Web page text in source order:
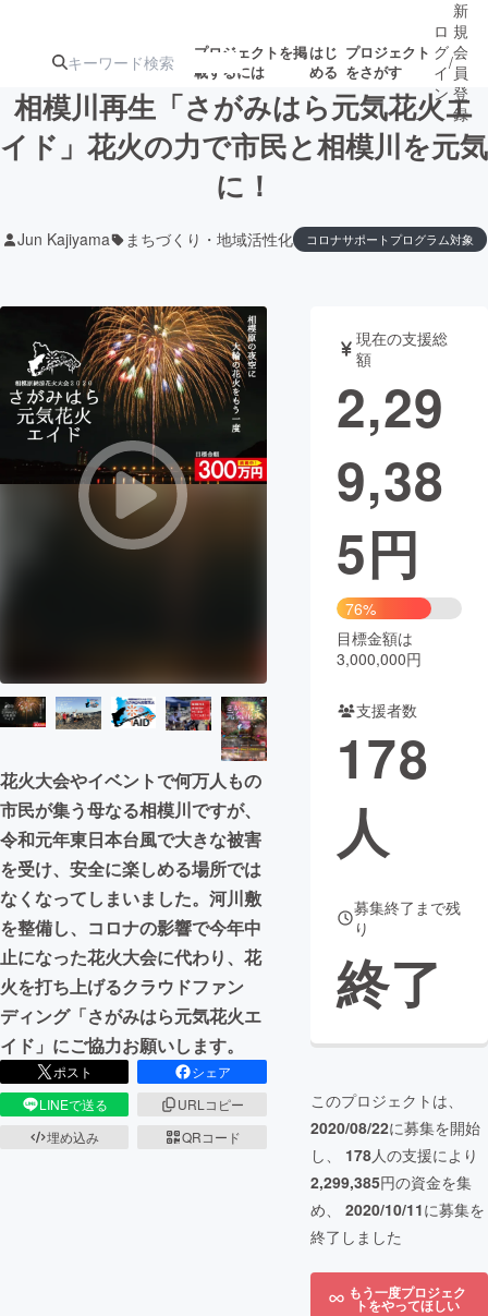
プロジェクトを掲
載するには
はじ
める
プロジェクト
をさがす
注目の新着プロ
テクノロジー・ガジェット ゲーム・サ
映像・映画 書籍・雑誌
ビジネス・起業 チャレンジ
まちづくり・地域活性化
CAMPFIRE Creation
コミュニティ
ロ
グ
イ
ン
/
新
規
会
員
登
録
相模川再生「さがみはら元気花火エ
イド」花火の力で市民と相模川を元気
に！
Jun Kajiyama まちづくり・地域活性化 コロナサポートプログラム対象
花火大会やイベントで何万人もの
市民が集う母なる相模川ですが、
令和元年東日本台風で大きな被害
を受け、安全に楽しめる場所では
なくなってしまいました。河川敷
を整備し、コロナの影響で今年中
止になった花火大会に代わり、花
火を打ち上げるクラウドファン
ディング「さがみはら元気花火エ
イド」にご協力お願いします。
ポスト
シェア
LINEで送る
URLコピー
埋め込み
QRコード
現在の支援総
額
2,29
9,38
5円
76%
目標金額は
3,000,000円
支援者数
178
人
募集終了まで残
り
終了
このプロジェクトは、
2020/08/22に募集を開始
し、 178人の支援により
2,299,385円の資金を集
め、 2020/10/11に募集を
終了しました
もう一度プロジェク
トをやってほしい